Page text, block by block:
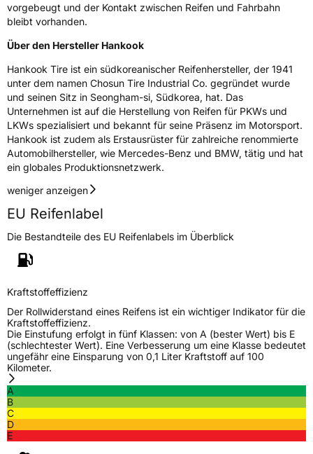
vorgebeugt und der Kontakt zwischen Reifen und Fahrbahn
bleibt vorhanden.
Über den Hersteller Hankook
Hankook Tire ist ein südkoreanischer Reifenhersteller, der 1941
unter dem namen Chosun Tire Industrial Co. gegründet wurde
und seinen Sitz in Seongham-si, Südkorea, hat. Das
Unternehmen ist auf die Herstellung von Reifen für PKWs und
LKWs spezialisiert und bekannt für seine Präsenz im Motorsport.
Hankook ist zudem als Erstausrüster für zahlreiche renommierte
Automobilhersteller, wie Mercedes-Benz und BMW, tätig und hat
ein globales Produktionsnetzwerk.
weniger anzeigen
EU Reifenlabel
Die Bestandteile des EU Reifenlabels im Überblick
Kraftstoffeffizienz
Der Rollwiderstand eines Reifens ist ein wichtiger Indikator für die
Kraftstoffeffizienz.
Die Einstufung erfolgt in fünf Klassen: von A (bester Wert) bis E
(schlechtester Wert). Eine Verbesserung um eine Klasse bedeutet
ungefähr eine Einsparung von 0,1 Liter Kraftstoff auf 100
Kilometer.
A
B
C
D
E